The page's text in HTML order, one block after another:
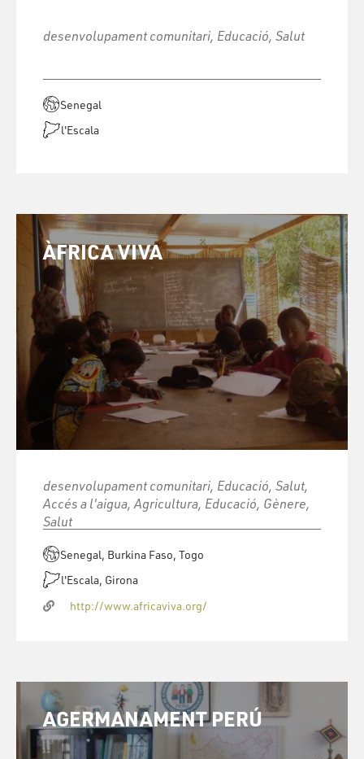
desenvolupament comunitari, Educació, Salut
Senegal
l'Escala
ÀFRICA VIVA
desenvolupament comunitari, Educació, Salut,
Accés a l'aigua, Agricultura, Educació, Gènere,
Salut
Senegal, Burkina Faso, Togo
l'Escala, Girona
http://www.africaviva.org/
AGERMANAMENT PERÚ